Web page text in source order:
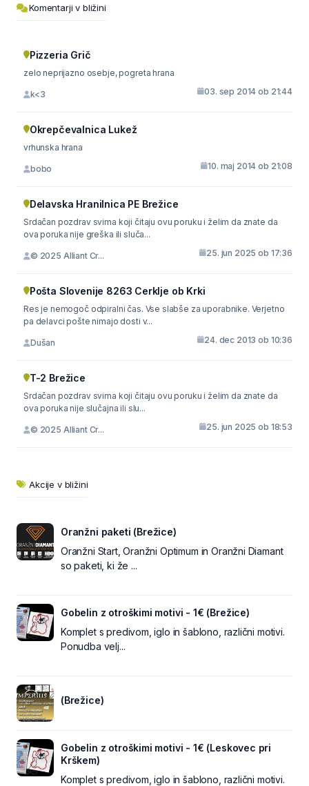
Komentarji v bližini
Pizzeria Grič
zelo neprijazno osebje, pogreta hrana
k<3 03. sep 2014 ob 21:44
Okrepčevalnica Lukež
vrhunska hrana
bobo 10. maj 2014 ob 21:08
Delavska Hranilnica PE Brežice
Srdačan pozdrav svima koji čitaju ovu poruku i želim da znate da
ova poruka nije greška ili sluča...
© 2025 Alliant Cr... 25. jun 2025 ob 17:36
Pošta Slovenije 8263 Cerklje ob Krki
Res je nemogoč odpiralni čas. Vse slabše za uporabnike. Verjetno
pa delavci pošte nimajo dosti v...
Dušan 24. dec 2013 ob 10:36
T-2 Brežice
Srdačan pozdrav svima koji čitaju ovu poruku i želim da znate da
ova poruka nije slučajna ili slu...
© 2025 Alliant Cr... 25. jun 2025 ob 18:53
Akcije v bližini
Oranžni paketi (Brežice)
Oranžni Start, Oranžni Optimum in Oranžni Diamant
so paketi, ki že ...
Gobelin z otroškimi motivi - 1€ (Brežice)
Komplet s predivom, iglo in šablono, različni motivi.
Ponudba velj...
(Brežice)
Gobelin z otroškimi motivi - 1€ (Leskovec pri
Krškem)
Komplet s predivom, iglo in šablono, različni motivi.